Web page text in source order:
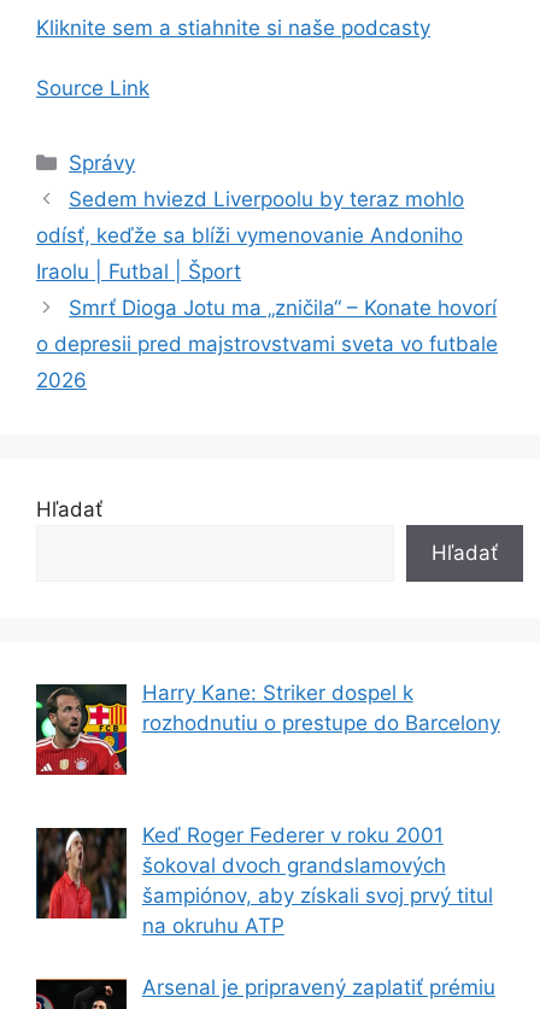
Kliknite sem a stiahnite si naše podcasty
Source Link
Kategórie
Správy
Sedem hviezd Liverpoolu by teraz mohlo
odísť, keďže sa blíži vymenovanie Andoniho
Iraolu | Futbal | Šport
Smrť Dioga Jotu ma „zničila“ – Konate hovorí
o depresii pred majstrovstvami sveta vo futbale
2026
Hľadať
Hľadať
Harry Kane: Striker dospel k
rozhodnutiu o prestupe do Barcelony
Keď Roger Federer v roku 2001
šokoval dvoch grandslamových
šampiónov, aby získali svoj prvý titul
na okruhu ATP
Arsenal je pripravený zaplatiť prémiu